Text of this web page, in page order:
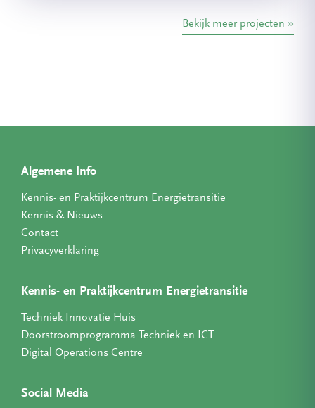
Bekijk meer projecten
Algemene Info
Kennis- en Praktijkcentrum Energietransitie
Kennis & Nieuws
Contact
Privacyverklaring
Kennis- en Praktijkcentrum Energietransitie
Techniek Innovatie Huis
Doorstroomprogramma Techniek en ICT
Digital Operations Centre
Social Media